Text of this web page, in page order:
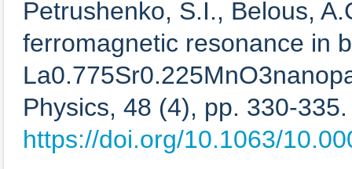
Petrushenko, S.I., Belous,
ferromagnetic resonance in
Physics, 48 (4), pp. 330-335.
https://doi.org/10.1063/